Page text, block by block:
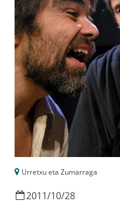
Urretxu eta Zumarraga
2011/10/28